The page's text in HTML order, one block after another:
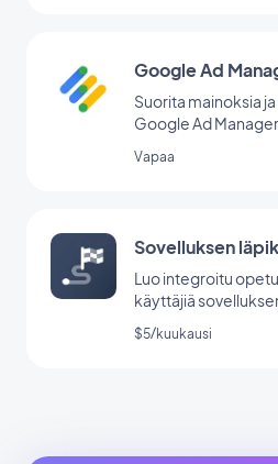
Google Ad
Suorita mainoksia
Google Ad
Vapaa
Sovelluksen
Luo integroitu
käyttäjiä
käynnistyksen
$5/kuukausi